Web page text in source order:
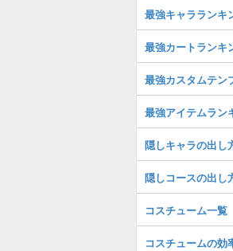
最強キャラランキ
最強カートランキ
最強カスタムテン
最強アイテムラン
隠しキャラの出し
隠しコースの出し
コスチューム一覧
コスチュームの効